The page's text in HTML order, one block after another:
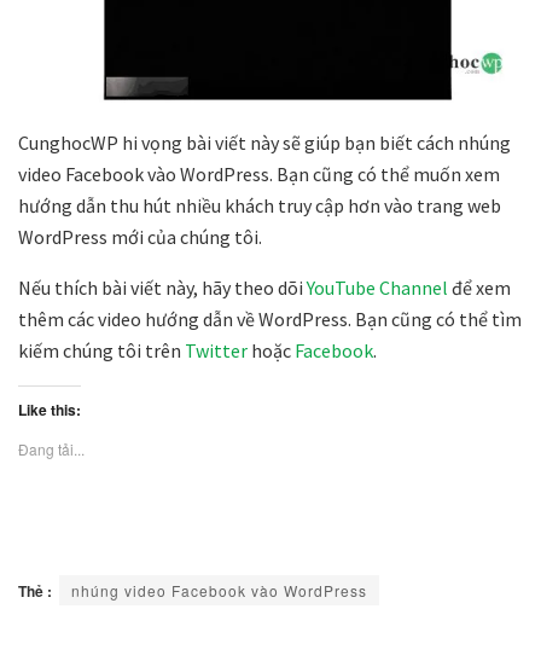
CunghocWP hi vọng bài viết này sẽ giúp bạn biết cách nhúng
video Facebook vào WordPress. Bạn cũng có thể muốn xem
hướng dẫn thu hút nhiều khách truy cập hơn vào trang web
WordPress mới của chúng tôi.
Nếu thích bài viết này, hãy theo dõiYouTube Channel để xem
thêm các video hướng dẫn về WordPress. Bạn cũng có thể tìm
kiếm chúng tôi trên Twitter hoặc Facebook.
Like this:
Đang tải...
Thẻ : nhúng video Facebook vào WordPress